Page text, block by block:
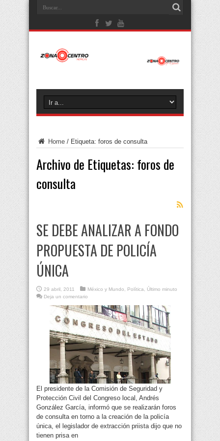
Home / Etiqueta: foros de consulta
Archivo de Etiquetas: foros de
consulta
SE DEBE ANALIZAR A FONDO
PROPUESTA DE POLICÍA
ÚNICA
29 abril, 2011 México y Mundo, Política, Último minuto
Deja un comentario
El presidente de la Comisión de Seguridad y
Protección Civil del Congreso local, Andrés
González García, informó que se realizarán foros
de consulta en torno a la creación de la policía
única, el legislador de extracción priista dijo que no
tienen prisa en